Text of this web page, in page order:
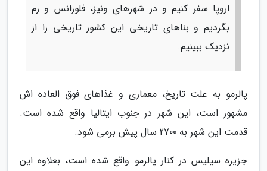
اروپا سفر کنیم و در شهرهای ونیز، فلورانس و رم
بگردیم و بناهای تاریخی این کشور تاریخی را از
نزدیک ببینیم.
پالرمو به علت تاریخ، معماری و غذاهای فوق العاده اش
مشهور است، این شهر در جنوب ایتالیا واقع شده است.
قدمت این شهر به 2700 سال پیش برمی شود.
جزیره سیلیس در کنار پالرمو واقع شده است، بعلاوه این